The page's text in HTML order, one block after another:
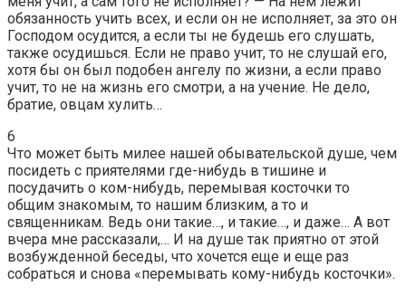
обязанность учить всех, и если он не исполняет, за это он
Господом осудится, а если ты не будешь его слушать,
также осудишься. Если не право учит, то не слушай его,
хотя бы он был подобен ангелу по жизни, а если право
учит, то не на жизнь его смотри, а на учение. Не дело,
братие, овцам хулить…
6
Что может быть милее нашей обывательской душе, чем
посидеть с приятелями где-нибудь в тишине и
посудачить о ком-нибудь, перемывая косточки то
общим знакомым, то нашим близким, а то и
священникам. Ведь они такие…, и такие…, и даже… А вот
вчера мне рассказали,… И на душе так приятно от этой
возбужденной беседы, что хочется еще и еще раз
собраться и снова «перемывать кому-нибудь косточки».